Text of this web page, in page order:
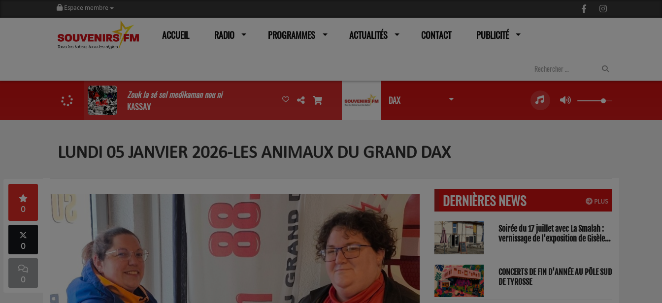
Espace membre
ACCUEIL RADIO PROGRAMMES ACTUALITÉS CONTACT PUBLICITÉ
Zouk la sé sel medikaman nou ni
KASSAV
DAX
LUNDI 05 JANVIER 2026-LES ANIMAUX DU GRAND DAX
0
0
0
PLUS
DERNIÈRES NEWS
Soirée du 17 juillet avec La Smalah :
vernissage de l'exposition de Gisèle
CONCERTS DE FIN D'ANNÉE AU PÔLE SUD
DE TYROSSE